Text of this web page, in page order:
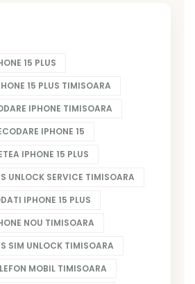
15 PLUS
15 PLUS TIMISOARA
IPHONE TIMISOARA
IPHONE 15
IPHONE 15 PLUS
UNLOCK SERVICE TIMISOARA
IPHONE 15 PLUS
NOU TIMISOARA
SIM UNLOCK TIMISOARA
MOBIL TIMISOARA